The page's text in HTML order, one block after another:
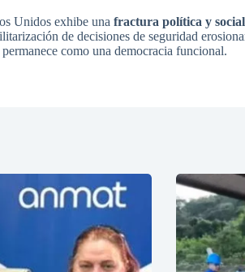
Unidos exhibe una fractura política y
de decisiones de seguridad
como una democracia funcional.